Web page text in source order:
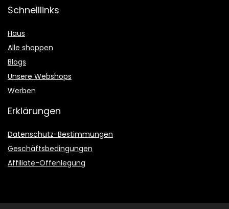
Schnelllinks
Haus
Alle shoppen
Blogs
Unsere Webshops
Werben
Erklärungen
Datenschutz-Bestimmungen
Geschäftsbedingungen
Affiliate-Offenlegung